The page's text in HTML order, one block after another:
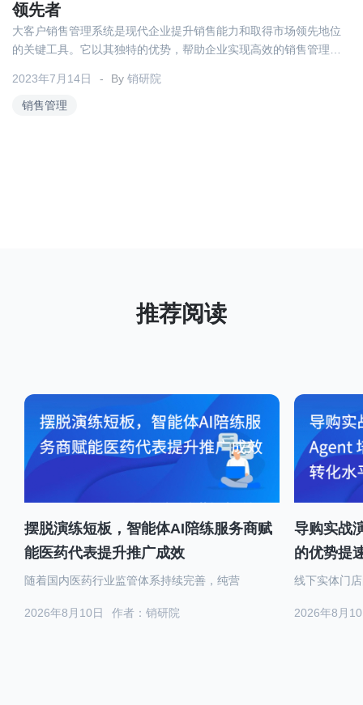
金融
按角色
全部
销售会话智能
预约演示
销售管理
领先者
2023年7月14日 By 销研院
大客户销售管理系统是现代企业提升销售能力和取得市场领先地位
的关键工具。它以其独特的优势，帮助企业实现高效的销售管理和
为市场的领先者。
摆脱演练短板，智能体AI陪练服务商赋
能医药代表提升推广成效
作者：销研院
2026年8月10日
随着国内医药行业监管体系持续完善，纯营
导购实战
的优势提
2026年8月
线下实体门